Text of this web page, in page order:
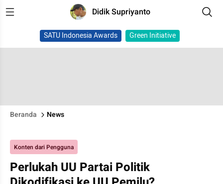
Didik Supriyanto
SATU Indonesia Awards Green Initiative
Beranda News
Konten dari Pengguna
Perlukah UU Partai Politik